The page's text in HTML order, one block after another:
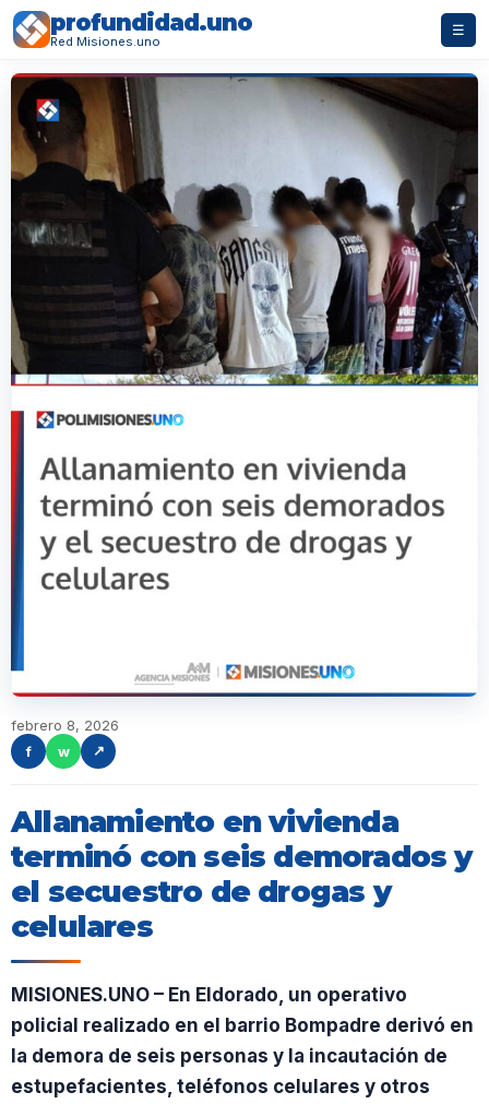
profundidad.uno
Red Misiones.uno
☰
febrero 8, 2026
f
w ↗
Allanamiento en vivienda
terminó con seis demorados y
el secuestro de drogas y
celulares
MISIONES.UNO – En Eldorado, un operativo
policial realizado en el barrio Bompadre derivó en
la demora de seis personas y la incautación de
estupefacientes, teléfonos celulares y otros